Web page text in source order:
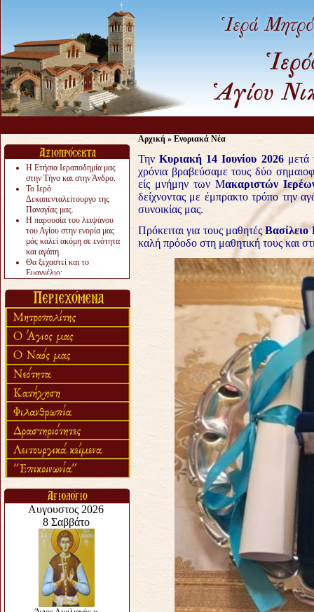
Η Ετήσια Ιεραποδημία μας
στην Τήνο και στην Άνδρο.
Το Ιερό
Δεκαπενταλείτουργο της
Παναγίας μας.
Η παρουσία του λειψάνου
του Αγίου στην ενορία μας
μάς καλεί ακόμη σε ενότητα
και αγάπη.
Θα ξεχαστεί και το
Ευαγγέλιο;
«πολύ αργά».
Ζητείται....
Αρχική » Ενοριακά Νέα
ΤηνΚυριακή 14 Ιουνίου 2026μετά
χρόνια βραβεύσαμε τους δύο
είς μνήμην των Μακαριστών
δείχνοντας με έμπρακτο τρόπο την
συνοικίας μας.
Πρόκειται για τους μαθητές
καλή πρόοδο στη μαθητική τους και